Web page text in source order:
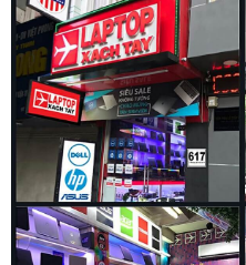
xác. Touchpad cũng hỗ trợ
thực hiện các thao tác như
cách dễ dàng.
Cổng kết nối
Acer Predator Helios Neo
kết nối cần thiết cho một
có các cổng USB Type-A
nhiều thiết bị ngoại vi như
Cổng HDMI và DisplayPort